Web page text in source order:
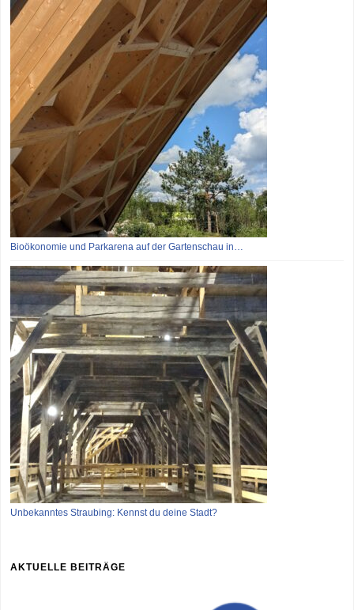
Bioökonomie und Parkarena auf der Gartenschau in…
Unbekanntes Straubing: Kennst du deine Stadt?
AKTUELLE BEITRÄGE